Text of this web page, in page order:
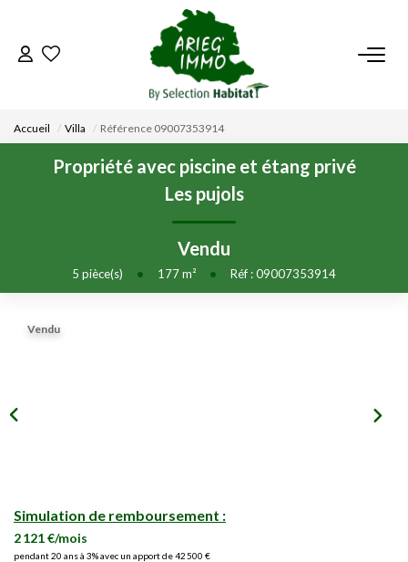
ACCUEIL
NOS BIENS
VENDRE UN BIEN
DÉPOSEZ VOTRE RECHERCHE
Accueil Villa Référence 09007353914
Propriété avec piscine et étang privé
Les pujols
Vendu
5 pièce(s) • 177m² • Réf : 09007353914
Vendu
Simulation de remboursement :
2 121 €/mois
pendant 20 ans à 3% avec un apport de 42 500 €